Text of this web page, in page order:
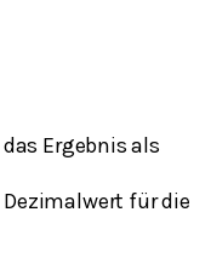
Ergebnis als
für die